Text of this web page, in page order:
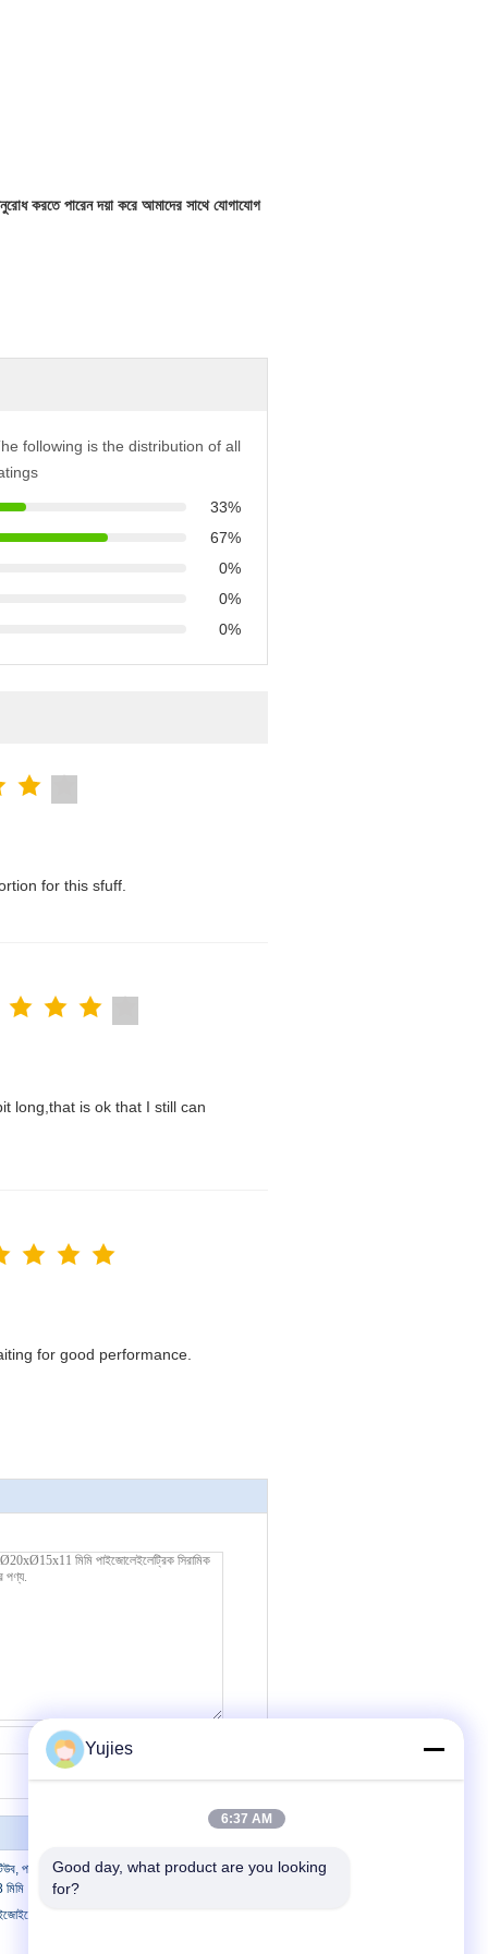
করতে পারেন দয়া করে আমাদের সাথে যোগাযোগ
following is the distribution of all
33%
67%
0%
0%
0%
for this sfuff.
long,that is ok that I still can
for good performance.
পাইজোসরামিক সিলিন্ডার Ø
টিউব, Ø9.6xØ8.2x9.5 মিমি টেকসই
Yujies
6:37 AM
Good day, what product are you looking
for?